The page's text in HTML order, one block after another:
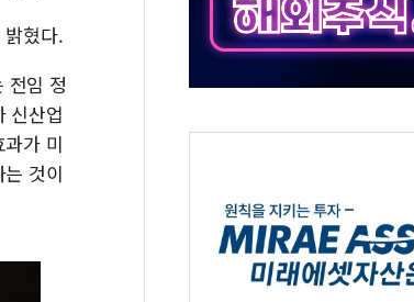
근 해상서 모터보트 전복…1명 사망·1명 실종
' 피해자 기림의 날 참석..."국제적 시민 연대로 목소리 내야"
벌서 해루질 중 실종 60대 나흘만에 숨진 채 발견
중 어머니 흉기 살해 10대 아들 체포
석에 '뻔뻔' 받아친 정청래…제주 연설서 신경전 고조
혔다.
전임 정
신산업
가 미
것이